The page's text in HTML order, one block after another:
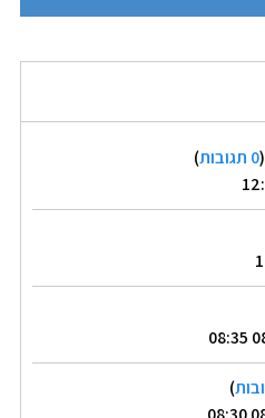
(0 תגובות
)
)